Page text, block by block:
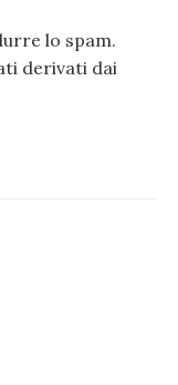
lo spam.
derivati dai